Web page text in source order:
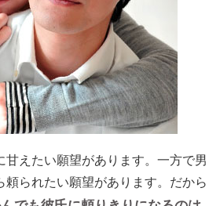
甘えたい願望があります。一方で男
頼られたい願望があります。だから